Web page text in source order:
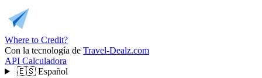
Where to Credit?
Con la tecnología de Travel-Dealz.com
API Calculadora
🇪🇸 Español